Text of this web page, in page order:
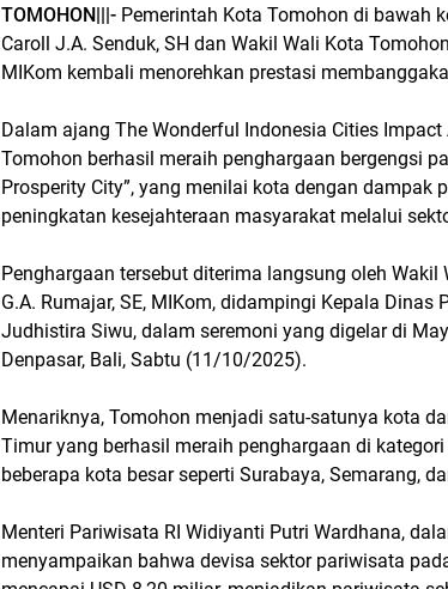
TOMOHON|||- Pemerintah Kota Tomohon di bawah
Caroll J.A. Senduk, SH dan Wakil Wali Kota
MIKom kembali menorehkan prestasi
Dalam ajang The Wonderful Indonesia Cities Impact
Tomohon berhasil meraih penghargaan bergengsi
Prosperity City”, yang menilai kota dengan dampak
peningkatan kesejahteraan masyarakat melalui
Penghargaan tersebut diterima langsung oleh Wakil
G.A. Rumajar, SE, MIKom, didampingi Kepala Dinas
Judhistira Siwu, dalam seremoni yang digelar di
Denpasar, Bali, Sabtu (11/10/2025).
Menariknya, Tomohon menjadi satu-satunya kota
Timur yang berhasil meraih penghargaan di
beberapa kota besar seperti Surabaya, Semarang,
Menteri Pariwisata RI Widiyanti Putri Wardhana,
menyampaikan bahwa devisa sektor pariwisata